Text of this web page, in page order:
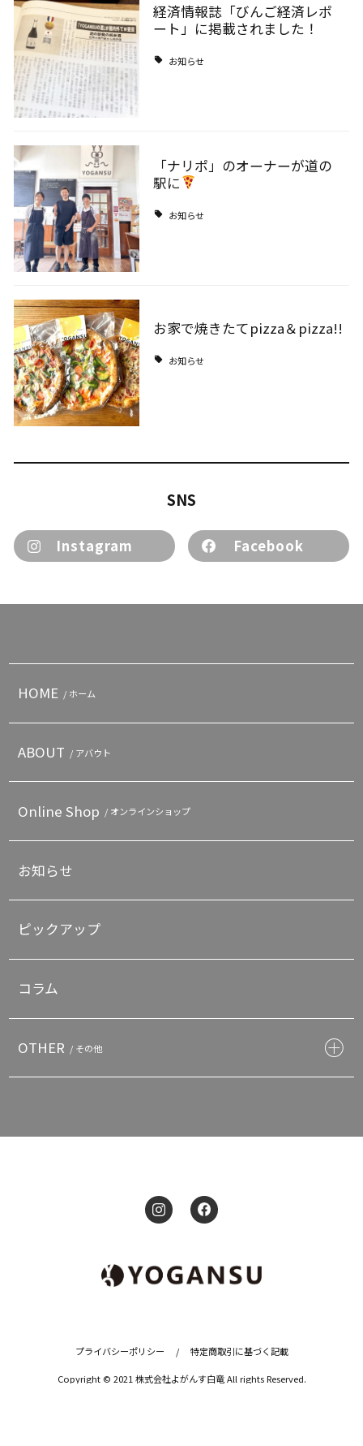
経済情報誌「びんご経済レポ
ート」に掲載されました！
お知らせ
「ナリポ」のオーナーが道の
駅に
お知らせ
お家で焼きたてpizza＆pizza!!
お知らせ
SNS
Instagram Facebook
HOME / ホーム
ABOUT / アバウト
Online Shop / オンラインショップ
お知らせ
ピックアップ
コラム
OTHER / その他
プライバシーポリシー / 特定商取引に基づく記載
Copyright © 2021 株式会社よがんす白竜 All rights Reserved.